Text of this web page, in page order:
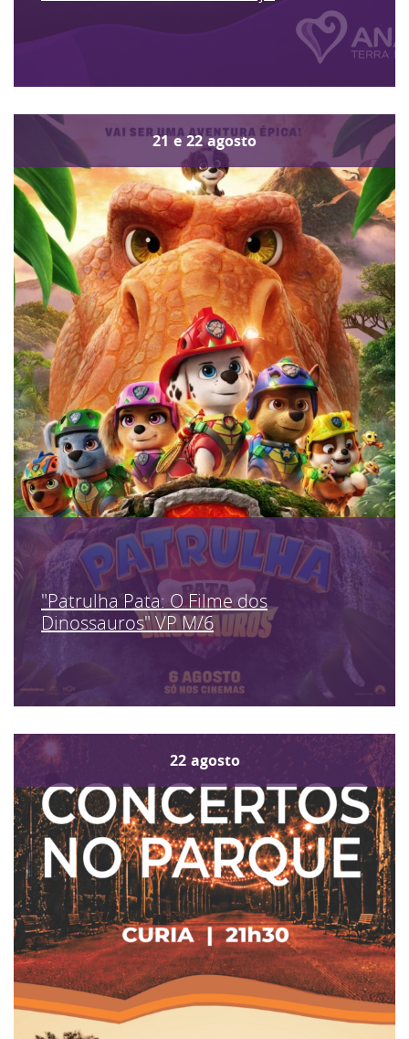
21 e 22 agosto
"Patrulha Pata: O Filme dos
Dinossauros" VP M/6
22 agosto